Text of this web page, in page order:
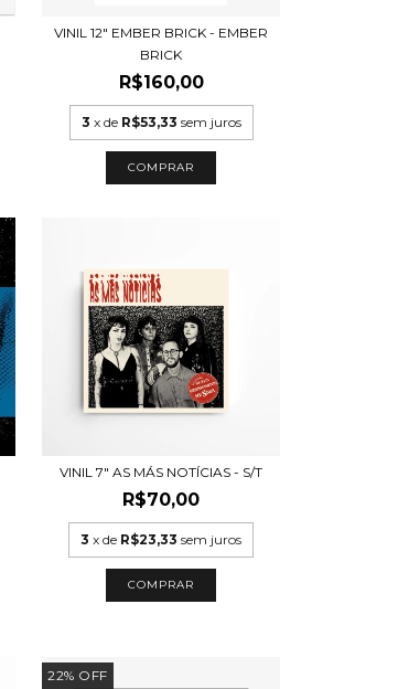
VINIL 12" EMBER BRICK - EMBER
BRICK
R$160,00
3 x de R$53,33 sem juros
VINIL 7" AS MÁS NOTÍCIAS - S/T
R$70,00
3 x de R$23,33 sem juros
22% OFF